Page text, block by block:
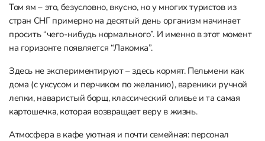
Том ям – это, безусловно, вкусно, но у многих туристов из
стран СНГ примерно на десятый день организм начинает
просить “чего-нибудь нормального”. И именно в этот момент
на горизонте появляется “Лакомка”.
Здесь не экспериментируют – здесь кормят. Пельмени как
дома (с уксусом и перчиком по желанию), вареники ручной
лепки, наваристый борщ, классический оливье и та самая
картошечка, которая возвращает веру в жизнь.
Атмосфера в кафе уютная и почти семейная: персонал